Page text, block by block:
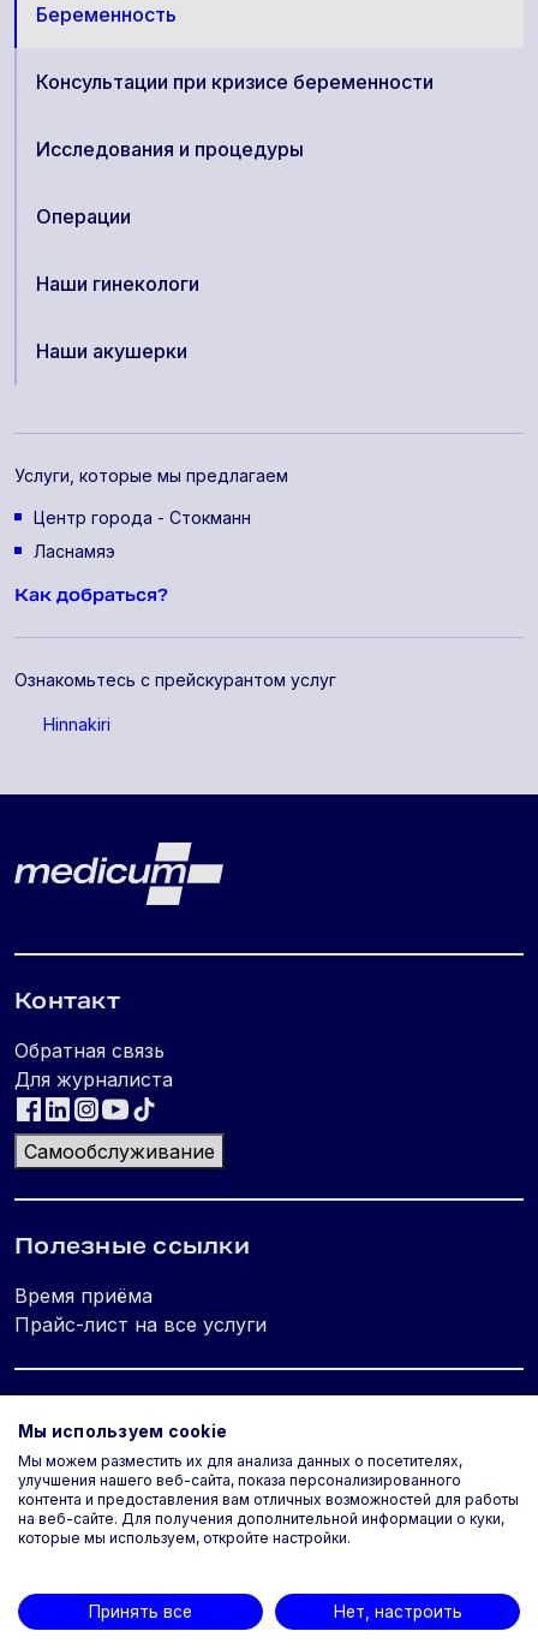
Беременность
Консультации при кризисе беременности
Исследования и процедуры
Операции
Наши гинекологи
Наши акушерки
Услуги, которые мы предлагаем
Центр города - Стокманн
Ласнамяэ
Как добраться?
Ознакомьтесь с прейскурантом услуг
Hinnakiri
Lehe jalus
Контакт
Обратная связь
Для журналиста
Самообслуживание
Полезные ссылки
Время приёма
Прайс-лист на все услуги
Политика конфиденциальности
Используем cookie
Типовые условия оказания услуг
Мы используем cookie
Мы можем разместить их для анализа данных о посетителях,
улучшения нашего веб-сайта, показа персонализированного
контента и предоставления вам отличных возможностей для работы
на веб-сайте. Для получения дополнительной информации о куки,
которые мы используем, откройте настройки.
Принять все Нет, настроить